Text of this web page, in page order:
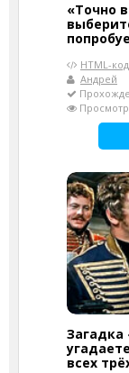
«Точно
HTML-код
Андрей
Загадка
всех